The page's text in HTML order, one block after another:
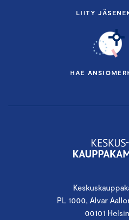
PL 1000, Alvar
00101
LIITY
HAE